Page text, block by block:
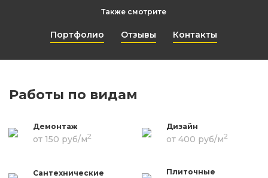
Также смотрите
Портфолио Отзывы Контакты
Работы по видам
Демонтаж
от 150 руб/м2
Дизайн
от 400 руб/м2
Сантехнические Плиточные